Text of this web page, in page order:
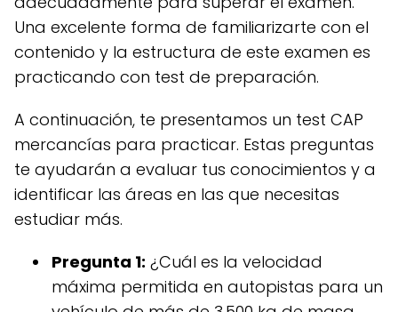
Una excelente forma de familiarizarte con el
contenido y la estructura de este examen es
practicando con test de preparación.
A continuación, te presentamos un test CAP
mercancías para practicar. Estas preguntas
te ayudarán a evaluar tus conocimientos y a
identificar las áreas en las que necesitas
estudiar más.
Pregunta 1: ¿Cuál es la velocidad
máxima permitida en autopistas para un